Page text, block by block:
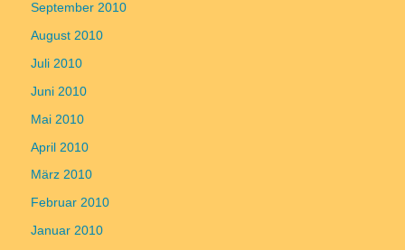
September 2010
August 2010
Juli 2010
Juni 2010
Mai 2010
April 2010
März 2010
Februar 2010
Januar 2010